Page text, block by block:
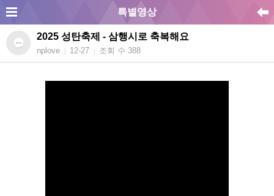
특별영상
2025 성탄축제 - 삼행시로 축복해요
nplove 12-27 조회 수 388